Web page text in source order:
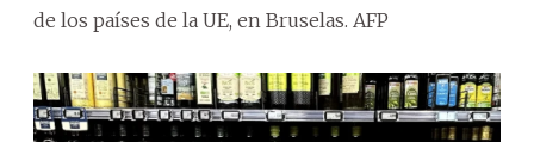
de los países de la UE, en Bruselas. AFP